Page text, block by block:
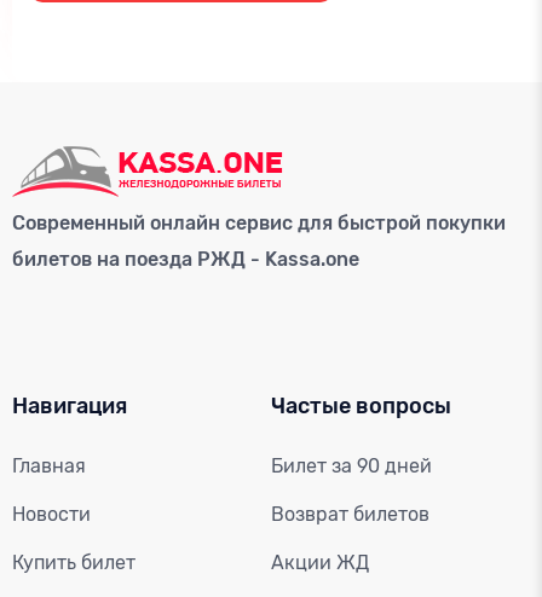
Современный онлайн сервис для быстрой покупки
билетов на поезда РЖД - Kassa.one
Навигация
Главная
Новости
Купить билет
Частые вопросы
Билет за 90 дней
Возврат билетов
Акции ЖД